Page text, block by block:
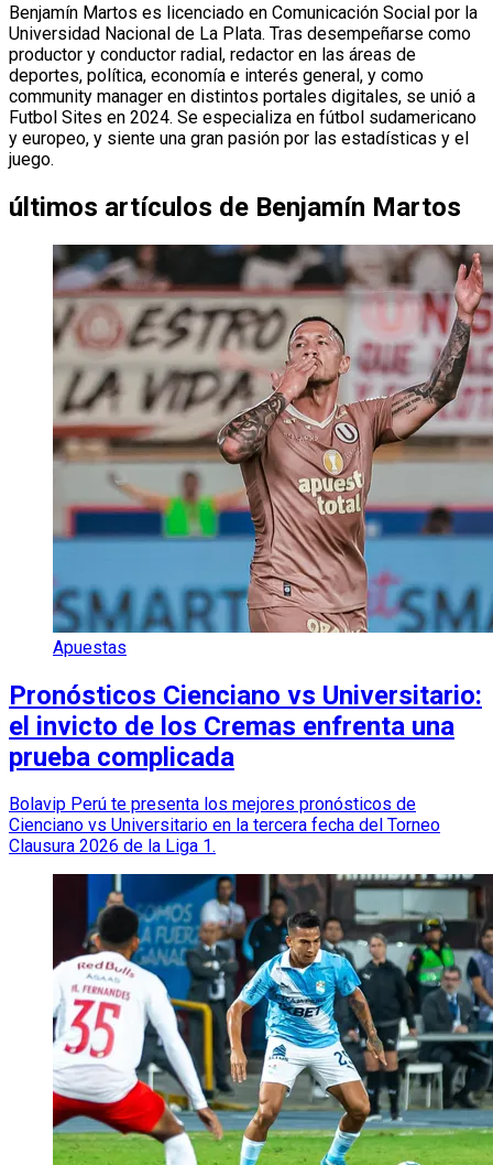
Benjamín Martos es licenciado en Comunicación Social por la
Universidad Nacional de La Plata. Tras desempeñarse como
productor y conductor radial, redactor en las áreas de
deportes, política, economía e interés general, y como
community manager en distintos portales digitales, se unió a
Futbol Sites en 2024. Se especializa en fútbol sudamericano
y europeo, y siente una gran pasión por las estadísticas y el
juego.
últimos artículos de Benjamín Martos
Apuestas
Pronósticos Cienciano vs Universitario:
el invicto de los Cremas enfrenta una
prueba complicada
Bolavip Perú te presenta los mejores pronósticos de
Cienciano vs Universitario en la tercera fecha del Torneo
Clausura 2026 de la Liga 1.